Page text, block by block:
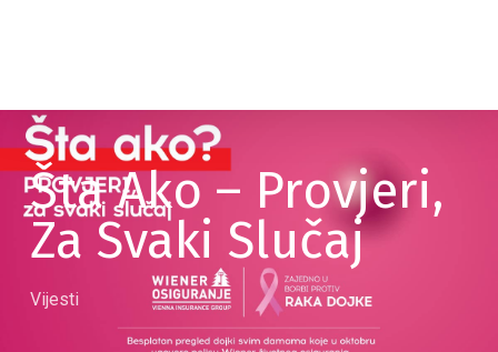
Šta Ako – Provjeri,
Za Svaki Slučaj
Vijesti